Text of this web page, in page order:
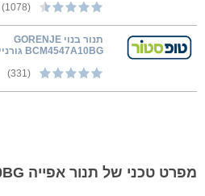
(1078)
‏תנור בנוי GORENJE
BCM4547A10BG גורנייה ...
(331)
מפרט טכני של תנור אפייה Gorenje BCM4547A10BG